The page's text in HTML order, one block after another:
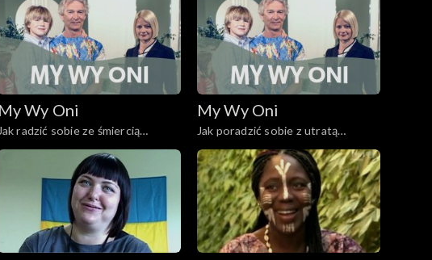
My Wy Oni
Jak radzić sobie ze śmiercią
najbliższych?
My Wy Oni
Jak poradzić sobie z utratą
dziecka? 20.11.2008